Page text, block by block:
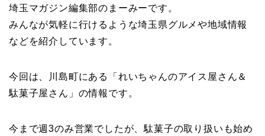
埼玉マガジン編集部のまーみーです。
みんなが気軽に行けるような埼玉県グルメや地域情報
などを紹介しています。
今回は、川島町にある「れいちゃんのアイス屋さん＆
駄菓子屋さん」の情報です。
今まで週3のみ営業でしたが、駄菓子の取り扱いも始め